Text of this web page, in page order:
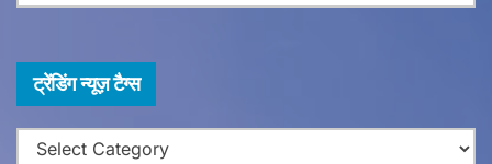
न
ह
ट्रेंडिंग न्यूज़ टैग्स
ट्रेंडिंग